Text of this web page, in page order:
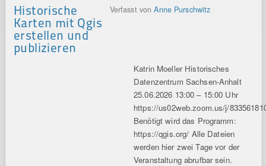
Historische
Karten mit Qgis
erstellen und
publizieren
Verfasst vonAnne Purschwitz
Katrin Moeller Historisches
Datenzentrum Sachsen-Anhalt
25.06.2026 13:00 – 15:00 Uhr
https://us02web.zoom.us/j/
Benötigt wird das Programm:
https://qgis.org/ Alle Dateien
werden hier zwei Tage vor der
Veranstaltung abrufbar sein.